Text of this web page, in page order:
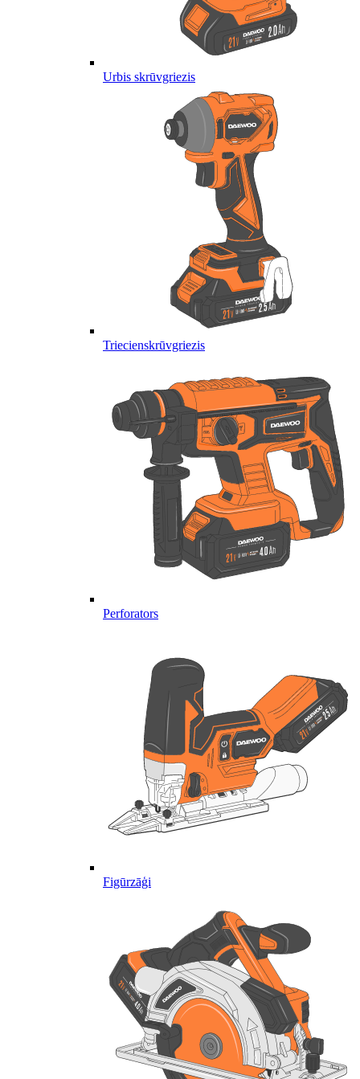
Urbis skrūvgriezis
Triecienskrūvgriezis
Perforators
Figūrzāģi